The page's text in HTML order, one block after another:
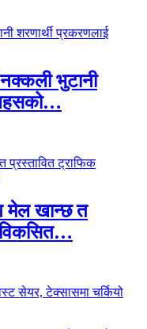
भुटानी
बहसको…
मेल खान्छ त
विकसित…